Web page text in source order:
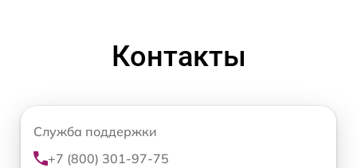
Контакты
Служба поддержки
+7 (800) 301-97-75